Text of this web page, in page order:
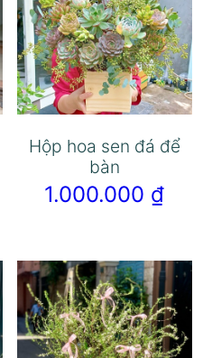
Hộp hoa sen đá để
bàn
1.000.000 ₫